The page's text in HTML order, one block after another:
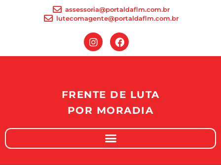
assessoria@portaldaflm.com.br
lutecomagente@portaldaflm.com.br
FRENTE DE LUTA
POR MORADIA